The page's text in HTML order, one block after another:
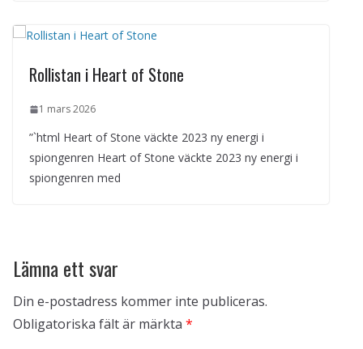
Rollistan i Heart of Stone
1 mars 2026
”`html Heart of Stone väckte 2023 ny energi i
spiongenren Heart of Stone väckte 2023 ny energi i
spiongenren med
Lämna ett svar
Din e-postadress kommer inte publiceras.
Obligatoriska fält är märkta *